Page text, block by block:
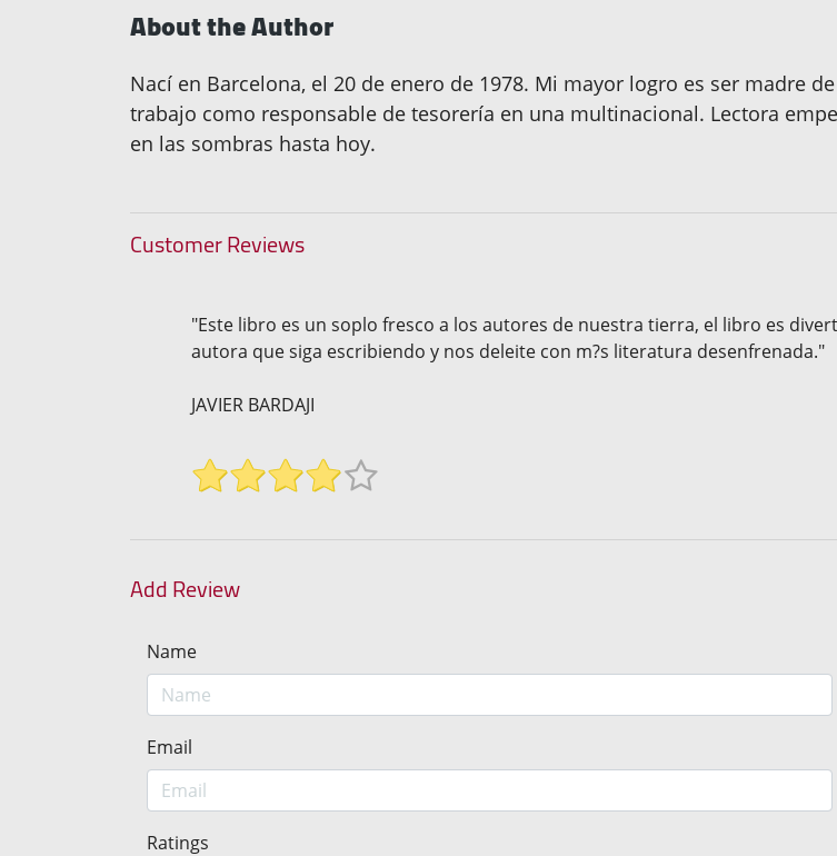
About the Author
Nací en Barcelona, el 20 de enero de 1978. Mi mayor logro es ser madre
trabajo como responsable de tesorería en una multinacional. Lectora
en las sombras hasta hoy.
Customer Reviews
"Este libro es un soplo fresco a los autores de nuestra tierra, el libro es
autora que siga escribiendo y nos deleite con m?s literatura desenfrenada."
JAVIER BARDAJI
Add Review
Name
Email
Ratings